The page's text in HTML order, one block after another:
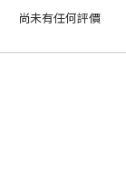
尚未有任何評價